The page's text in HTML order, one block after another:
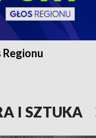
Regionu
I SZTUKA